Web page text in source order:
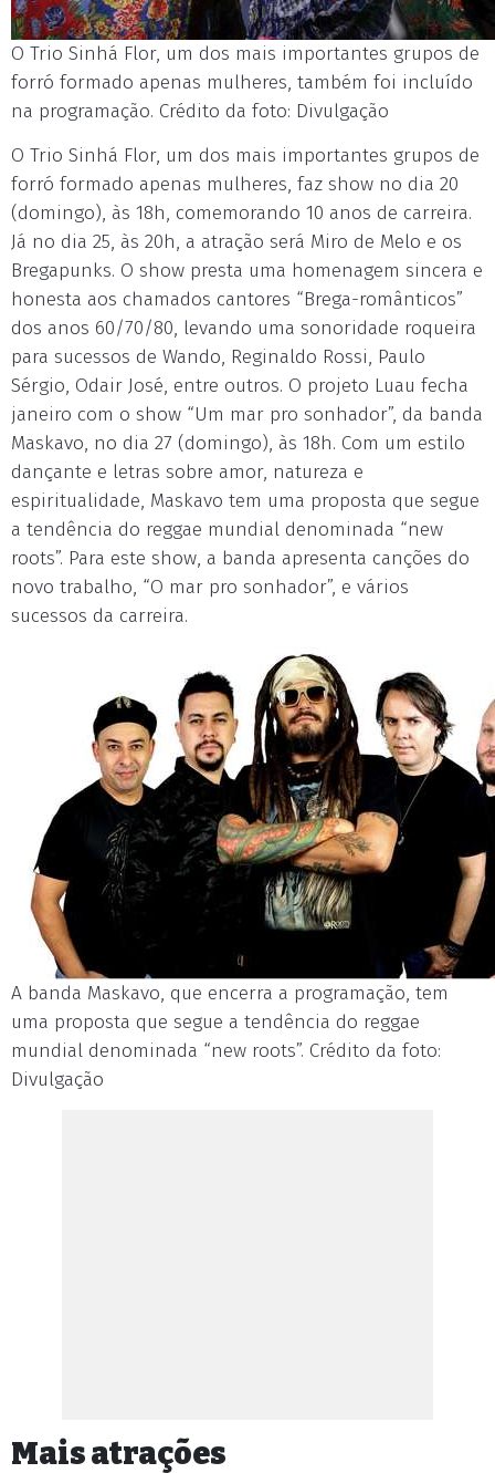
O Trio Sinhá Flor, um dos mais importantes grupos de
forró formado apenas mulheres, também foi incluído
na programação. Crédito da foto: Divulgação
O Trio Sinhá Flor, um dos mais importantes grupos de
forró formado apenas mulheres, faz show no dia 20
(domingo), às 18h, comemorando 10 anos de carreira.
Já no dia 25, às 20h, a atração será Miro de Melo e os
Bregapunks. O show presta uma homenagem sincera e
honesta aos chamados cantores “Brega-românticos”
dos anos 60/70/80, levando uma sonoridade roqueira
para sucessos de Wando, Reginaldo Rossi, Paulo
Sérgio, Odair José, entre outros. O projeto Luau fecha
janeiro com o show “Um mar pro sonhador”, da banda
Maskavo, no dia 27 (domingo), às 18h. Com um estilo
dançante e letras sobre amor, natureza e
espiritualidade, Maskavo tem uma proposta que segue
a tendência do reggae mundial denominada “new
roots”. Para este show, a banda apresenta canções do
novo trabalho, “O mar pro sonhador”, e vários
sucessos da carreira.
A banda Maskavo, que encerra a programação, tem
uma proposta que segue a tendência do reggae
mundial denominada “new roots”. Crédito da foto:
Divulgação
Mais atrações